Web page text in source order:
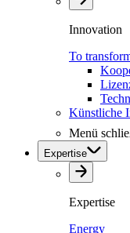
Innovation
To
Künstliche
Menü
Expertise
Expertise
Energy